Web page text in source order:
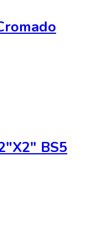
BS5